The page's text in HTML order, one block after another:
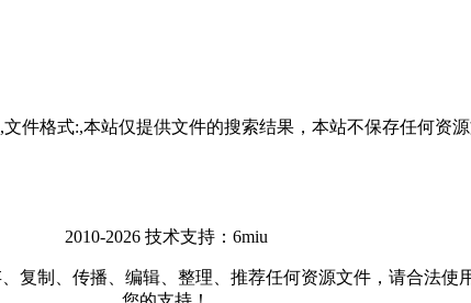
件格式:,本站仅提供文件的搜索结果，本站不保存任何资
2010-2026 技术支持：6miu
制、传播、编辑、整理、推荐任何资源文件，请合法使